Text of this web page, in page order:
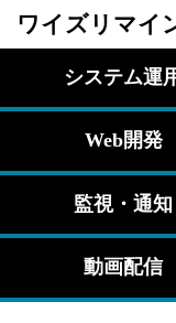
ワイズリマイ
システム運
Web開発
監視・通知
動画配信